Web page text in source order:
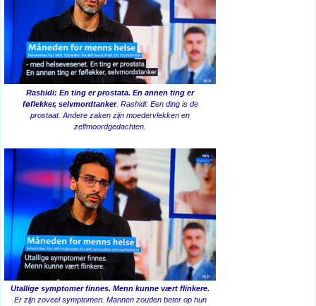
Rashidi: En ting er prostata. En annen ting er
føflekker, selvmordtanker. Rashidi: Een ding is de
prostaat. Andere zaken zijn moedervlekken en
zelfmoordgedachten.
Utallige symptomer finnes. Menn kunne vært flinkere.
Er zijn zoveel symptomen. Mannen zouden beter op hun